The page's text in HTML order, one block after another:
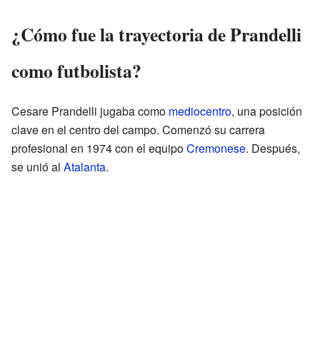
¿Cómo fue la trayectoria de Prandelli
como futbolista?
Cesare Prandelli jugaba como mediocentro, una posición
clave en el centro del campo. Comenzó su carrera
profesional en 1974 con el equipoCremonese. Después,
se unió al Atalanta.